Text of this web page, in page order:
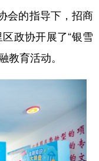
文化
视频
时尚
的指导下，招商
政协开展了“银雪
教育活动。